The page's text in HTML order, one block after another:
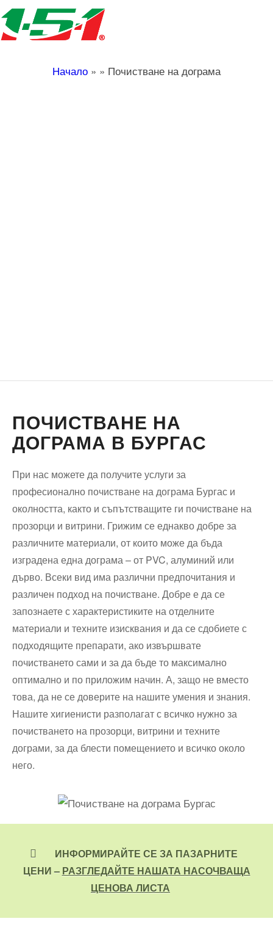
Начало » » Почистване на дограма
ПОЧИСТВАНЕ НА
ДОГРАМА В БУРГАС
При нас можете да получите услуги за
професионално почистване на дограма Бургас и
околността, както и съпътстващите ги почистване на
прозорци и витрини. Грижим се еднакво добре за
различните материали, от които може да бъда
изградена една дограма – от PVC, алуминий или
дърво. Всеки вид има различни предпочитания и
различен подход на почистване. Добре е да се
запознаете с характеристиките на отделните
материали и техните изисквания и да се сдобиете с
подходящите препарати, ако извършвате
почистването сами и за да бъде то максимално
оптимално и по приложим начин. А, защо не вместо
това, да не се доверите на нашите умения и знания.
Нашите хигиенисти разполагат с всичко нужно за
почистването на прозорци, витрини и техните
дограми, за да блести помещението и всичко около
него.
ИНФОРМИРАЙТЕ СЕ ЗА ПАЗАРНИТЕ
ЦЕНИ – РАЗГЛЕДАЙТЕ НАШАТА НАСОЧВАЩА
ЦЕНОВА ЛИСТА